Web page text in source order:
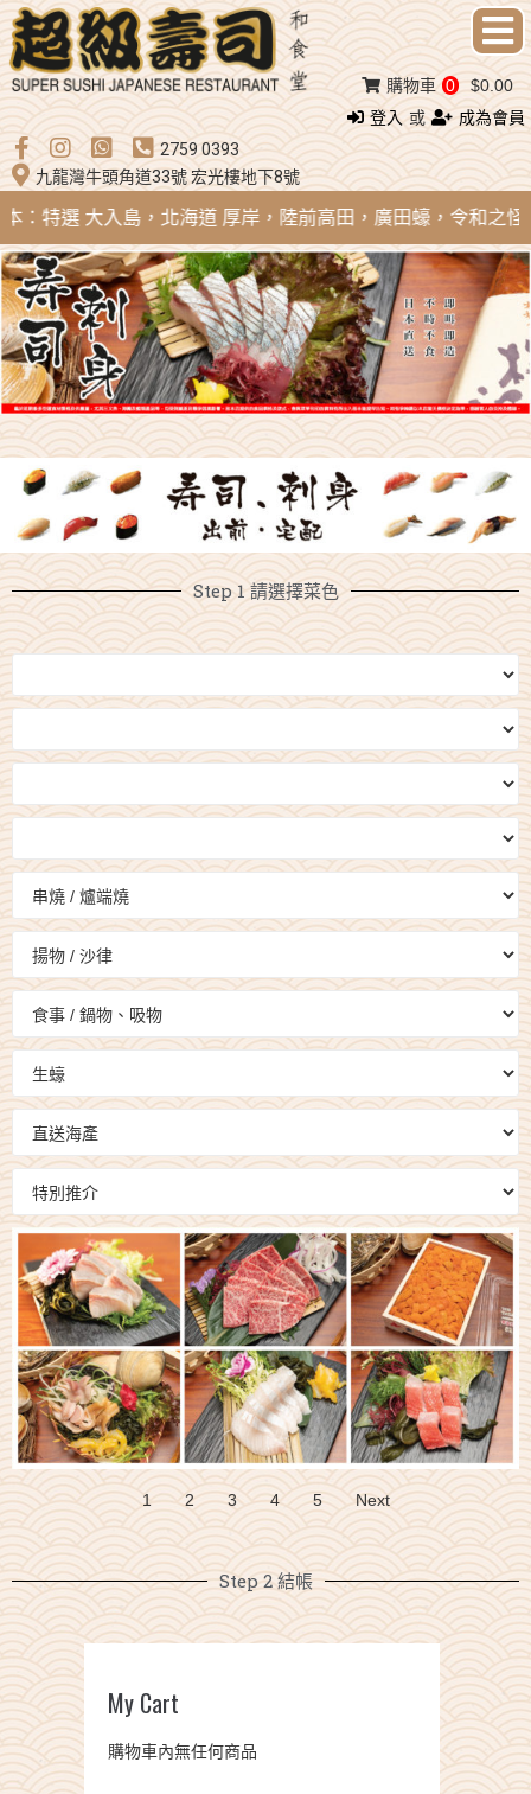
登入 或
成為會員
2759 0393
九龍灣牛頭角道33號 宏光樓地下8號
購物車 0 $0.00
：特選 大入島，北海道 厚岸，陸前高田，廣田蠔，令和之
Step 1 請選擇菜色
1 2 3 4 5 Next
Step 2 結帳
My Cart
購物車內無任何商品